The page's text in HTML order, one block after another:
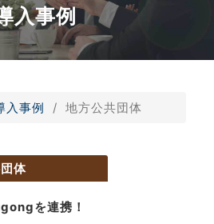
入事例
入事例 地方公共団体
体
を連携！